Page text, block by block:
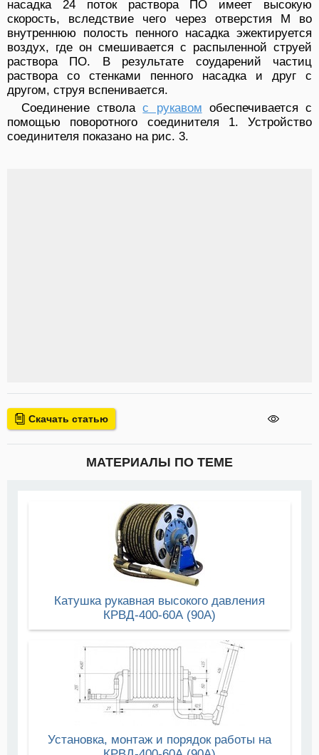
насадка 24 поток раствора ПО имеет высокую
скорость, вследствие чего через отверстия М во
внутреннюю полость пенного насадка эжектируется
воздух, где он смешивается с распыленной струей
раствора ПО. В результате соударений частиц
раствора со стенками пенного насадка и друг с
другом, струя вспенивается.
Соединение стволас рукавом обеспечивается с
помощью поворотного соединителя 1. Устройство
соединителя показано на рис. 3.
Скачать статью
МАТЕРИАЛЫ ПО ТЕМЕ
Катушка рукавная высокого давления
КРВД-400-60А (90А)
Установка, монтаж и порядок работы на